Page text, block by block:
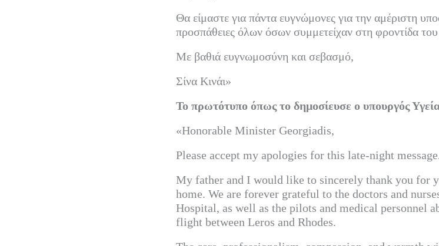
Θα είμαστε για πάντα ευγνώμονες για την αμέριστη
προσπάθειες όλων όσων συμμετείχαν στη φροντίδα
Με βαθιά ευγνωμοσύνη και σεβασμό,
Σίνα Κινάι»
Το πρωτότυπο όπως το δημοσίευσε ο υπουργός
«Honorable Minister Georgiadis,
Please accept my apologies for this late-night
My father and I would like to sincerely thank you for
home. We are forever grateful to the doctors and
Hospital, as well as the pilots and medical personnel
flight between Leros and Rhodes.